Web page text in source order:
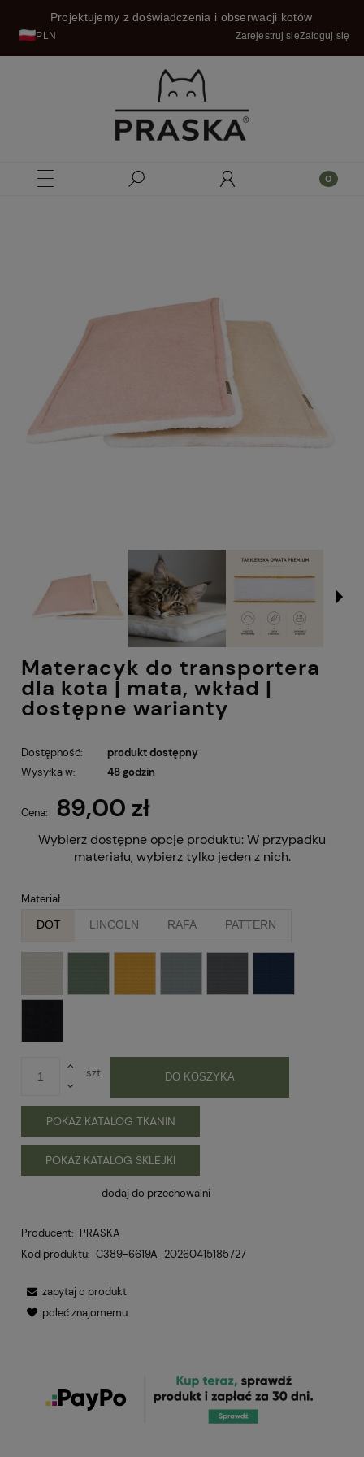
PLN
Projektujemy z doświadczenia i obserwacji kotów
Zarejestruj sięZaloguj się
Materacyk do transportera
dla kota | mata, wkład |
dostępne warianty
Dostępność:
produkt dostępny
Wysyłka w:
48 godzin
Cena: 89,00 zł
Wybierz dostępne opcje produktu:W przypadku
materiału, wybierz tylko jeden z nich.
Materiał
DOT LINCOLN RAFA PATTERN
szt. DO KOSZYKA
POKAŻ KATALOG TKANIN
POKAŻ KATALOG SKLEJKI
dodaj do przechowalni
Producent: PRASKA
Kod produktu: C389-6619A_20260415185727
zapytaj o produkt
poleć znajomemu